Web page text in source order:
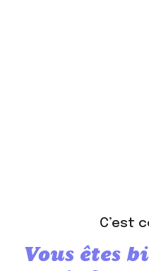
C’est
Vous êtes